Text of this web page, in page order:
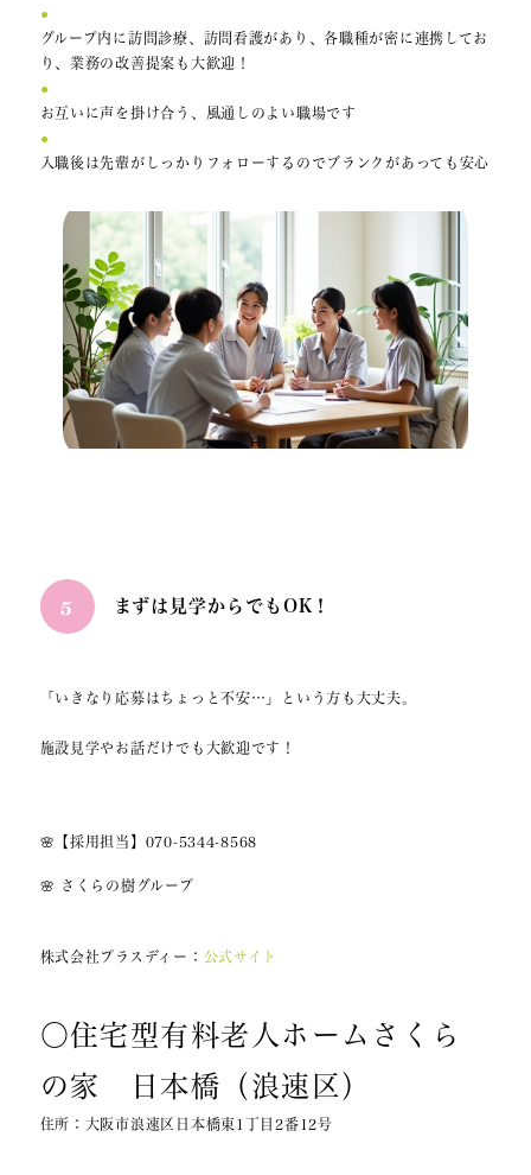
グループ内に訪問診療、訪問看護があり、各職種が密に連携してお
り、業務の改善提案も大歓迎 ！
お互いに声を掛け合う、 風通しのよい職場です
入職後は先輩がしっかりフォローするのでブランクがあっても安心
5 まずは見学からでもOK！
「いきなり応募はちょっと不安…」という方も大丈夫。
施設見学やお話だけでも大歓迎です！
🌸【採用担当】070-5344-8568
🌸 さくらの樹グループ
株式会社プラスディー： 公式サイト
〇住宅型有料老人ホームさくら
の家 日本橋（浪速区）
住所：大阪市浪速区日本橋東1丁目2番12号